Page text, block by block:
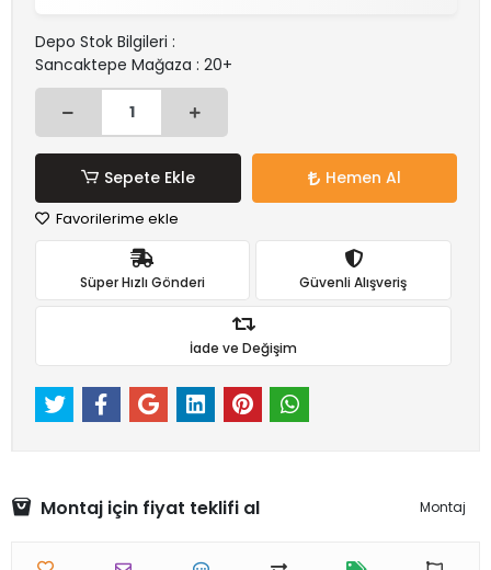
Depo Stok Bilgileri :
Sancaktepe Mağaza : 20+
Sepete Ekle Hemen Al
Favorilerime ekle
Süper Hızlı Gönderi Güvenli Alışveriş
İade ve Değişim
Montaj için fiyat teklifi al Montaj